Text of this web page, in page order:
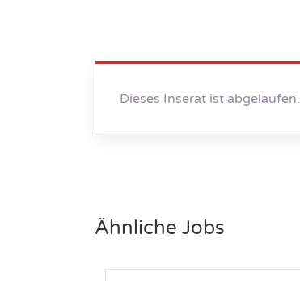
Dieses Inserat ist abgelaufen.
Ähnliche Jobs